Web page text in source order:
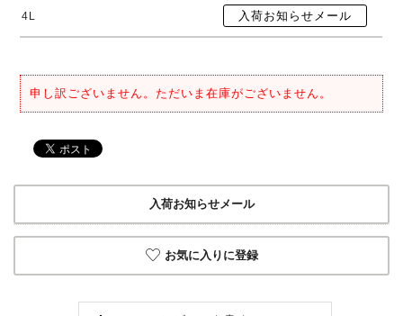
4L
申し訳ございません。ただいま在庫がございません。
入荷お知らせメール
お気に入りに登録